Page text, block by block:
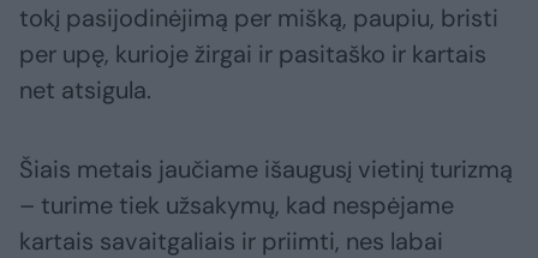
tokį pasijodinėjimą per mišką, paupiu, bristi
per upę, kurioje žirgai ir pasitaško ir kartais
net atsigula.
Šiais metais jaučiame išaugusį vietinį turizmą
– turime tiek užsakymų, kad nespėjame
kartais savaitgaliais ir priimti, nes labai